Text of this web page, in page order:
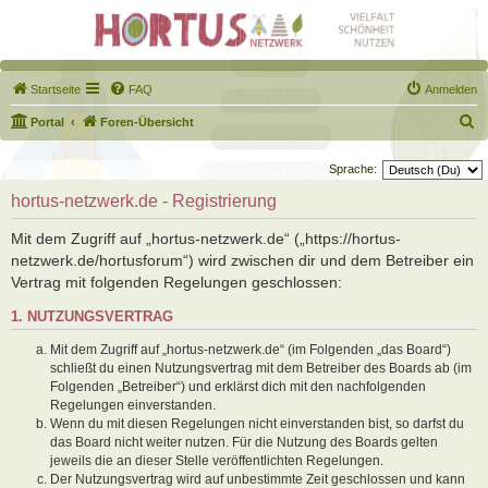
Startseite FAQ Anmelden
Portal Foren-Übersicht
u
c
Sprache:
hortus-netzwerk.de - Registrierung
Mit dem Zugriff auf „hortus-netzwerk.de“ („https://hortus-
netzwerk.de/hortusforum“) wird zwischen dir und dem Betreiber ein
Vertrag mit folgenden Regelungen geschlossen:
1. NUTZUNGSVERTRAG
Mit dem Zugriff auf „hortus-netzwerk.de“ (im Folgenden „das Board“)
schließt du einen Nutzungsvertrag mit dem Betreiber des Boards ab (im
Folgenden „Betreiber“) und erklärst dich mit den nachfolgenden
Regelungen einverstanden.
Wenn du mit diesen Regelungen nicht einverstanden bist, so darfst du
das Board nicht weiter nutzen. Für die Nutzung des Boards gelten
jeweils die an dieser Stelle veröffentlichten Regelungen.
Der Nutzungsvertrag wird auf unbestimmte Zeit geschlossen und kann